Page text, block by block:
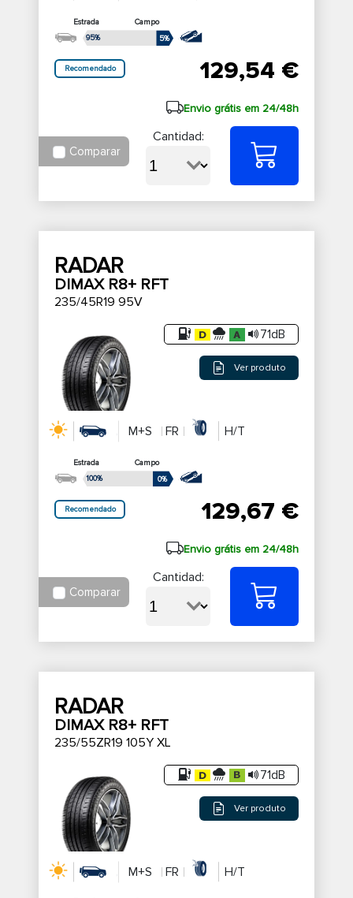
Estrada
Campo
95%
5%
Recomendado 129,54 €
Envio grátis em 24/48h
Comparar
Cantidad:
RADAR
DIMAX R8+ RFT
235/45R19 95V
71dB
Ver produto
M+S FR H/T
Estrada
Campo
100%
0%
Recomendado 129,67 €
Envio grátis em 24/48h
Comparar
Cantidad:
RADAR
DIMAX R8+ RFT
235/55ZR19 105Y XL
71dB
Ver produto
M+S FR H/T